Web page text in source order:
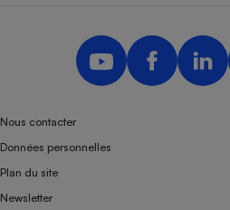
Nous contacter
Données personnelles
Plan du site
Newsletter